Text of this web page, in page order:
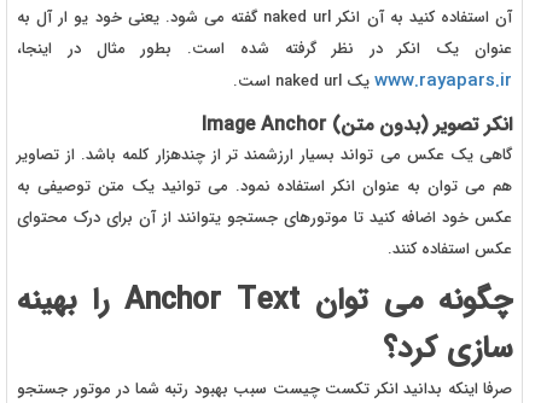
آن استفاده کنید به آن انکر naked url گفته می شود. یعنی خود یو ار آل به
عنوان یک انکر در نظر گرفته شده است. بطور مثال در اینجا،
www.rayapars.irیک naked url است.
انکر تصویر (بدون متن) Image Anchor
گاهی یک عکس می تواند بسیار ارزشمند تر از چندهزار کلمه باشد. از تصاویر
هم می توان به عنوان انکر استفاده نمود. می توانید یک متن توصیفی به
عکس خود اضافه کنید تا موتورهای جستجو یتوانند از آن برای درک محتوای
عکس استفاده کنند.
چگونه می توان Anchor Text را بهینه
سازی کرد؟
صرفا اینکه بدانید انکر تکست چیست سبب بهبود رتبه شما در موتور جستجو